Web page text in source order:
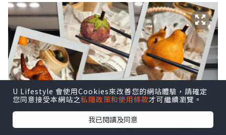
U Lifestyle 會使用Cookies來改善您的網站體驗，請確定
您同意接受本網站之私隱政策和使用條款才可繼續瀏覽。
我已閱讀及同意